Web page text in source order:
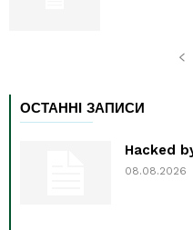
ОСТАННІ ЗАПИСИ
Hacked
08.08.2026